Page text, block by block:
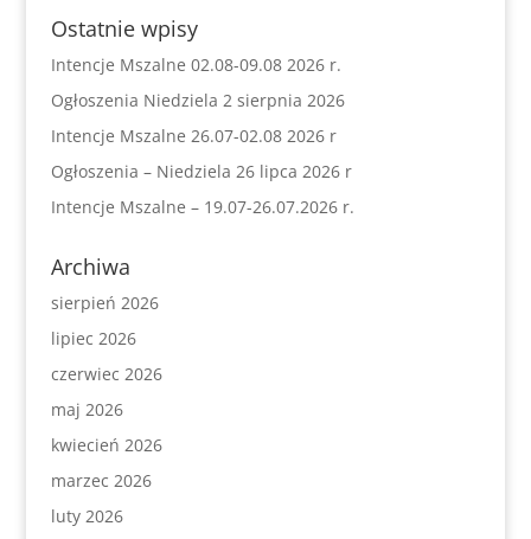
Ostatnie wpisy
Intencje Mszalne 02.08-09.08 2026 r.
Ogłoszenia Niedziela 2 sierpnia 2026
Intencje Mszalne 26.07-02.08 2026 r
Ogłoszenia – Niedziela 26 lipca 2026 r
Intencje Mszalne – 19.07-26.07.2026 r.
Archiwa
sierpień 2026
lipiec 2026
czerwiec 2026
maj 2026
kwiecień 2026
marzec 2026
luty 2026